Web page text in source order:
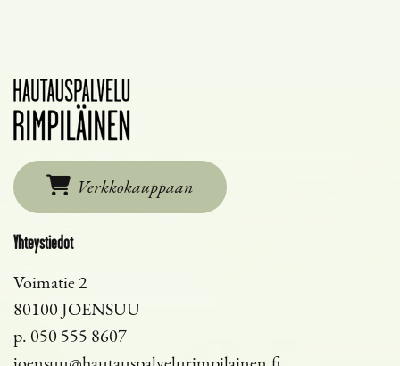
Verkkokauppaan
Yhteystiedot
Voimatie 2
80100 JOENSUU
p. 050 555 8607